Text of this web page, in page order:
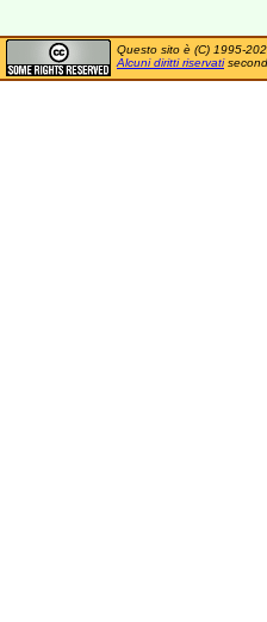
Questo sito è (C) 1995-
Alcuni diritti riservati